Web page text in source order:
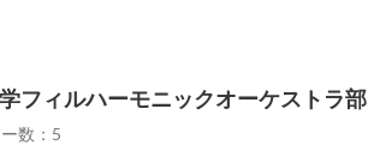
フィルハーモニックオーケストラ部
数：5